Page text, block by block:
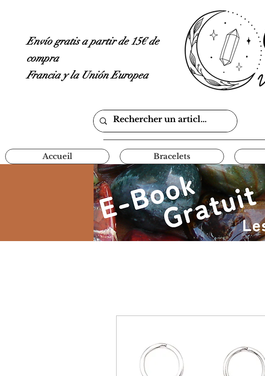
Envío gratis a partir de 15€ de
compra
Francia y la Unión Europea
Accueil Bracelets